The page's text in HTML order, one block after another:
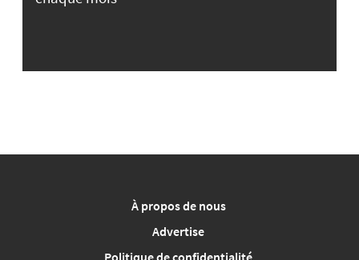
À propos de nous
Advertise
Politique de confidentialité